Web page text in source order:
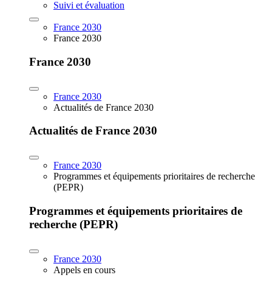
Suivi et évaluation
France 2030
France 2030
France 2030
France 2030
Actualités de France 2030
Actualités de France 2030
France 2030
Programmes et équipements prioritaires de recherche
(PEPR)
Programmes et équipements prioritaires de
recherche (PEPR)
France 2030
Appels en cours